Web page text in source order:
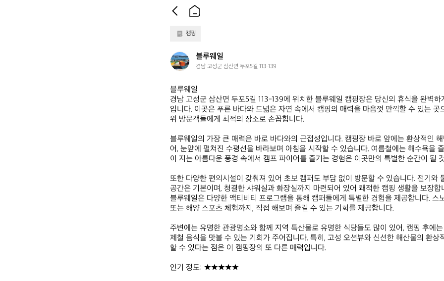
캠핑
블
루
일
블루웨일
경남 고성군 삼산면 두포5길 113-139
블루웨일
경남 고성군 삼산면 두포5길 113-139에 위치한 블루웨일 캠핑장은 당신의 휴식을 완벽하
입니다. 이곳은 푸른 바다와 드넓은 자연 속에서 캠핑의 매력을 마음껏 만끽할 수 있는 곳
위 방문객들에게 최적의 장소로 손꼽힙니다.
블루웨일의 가장 큰 매력은 바로 바다와의 근접성입니다. 캠핑장 바로 앞에는 환상적인
어, 눈앞에 펼쳐진 수평선을 바라보며 아침을 시작할 수 있습니다. 여름철에는 해수욕을
이 지는 아름다운 풍경 속에서 캠프 파이어를 즐기는 경험은 이곳만의 특별한 순간이 될
또한 다양한 편의시설이 갖춰져 있어 초보 캠퍼도 부담 없이 방문할 수 있습니다. 전기와
공간은 기본이며, 청결한 샤워실과 화장실까지 마련되어 있어 쾌적한 캠핑 생활을 보장합
블루웨일은 다양한 액티비티 프로그램을 통해 캠퍼들에게 특별한 경험을 제공합니다. 스
또는 해양 스포츠 체험까지, 직접 해보며 즐길 수 있는 기회를 제공합니다.
주변에는 유명한 관광명소와 함께 지역 특산물로 유명한 식당들도 많이 있어, 캠핑 후에
제철 음식을 맛볼 수 있는 기회가 주어집니다. 특히, 고성 오션뷰와 신선한 해산물의 환상
할 수 있다는 점은 이 캠핑장의 또 다른 매력입니다.
인기 정도: ★★★★★